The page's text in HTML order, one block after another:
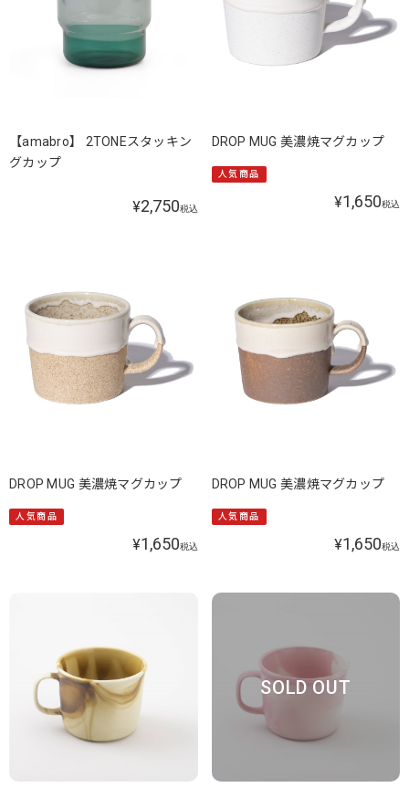
【amabro】 2TONEスタッキン
グカップ
¥2,750税込
DROP MUG 美濃焼マグカップ
人気商品
¥1,650税込
DROP MUG 美濃焼マグカップ
人気商品
¥1,650税込
DROP MUG 美濃焼マグカップ
人気商品
¥1,650税込
SOLD OUT